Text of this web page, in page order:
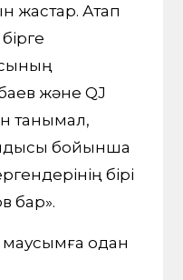
жастар. Атап
және QJ
танымал,
бойынша
бірі
бар».
одан